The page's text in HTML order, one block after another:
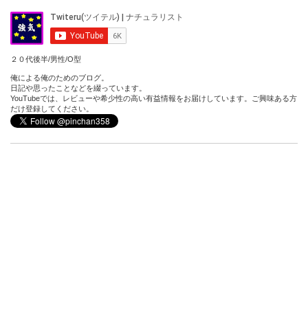
２０代後半/男性/O型
俺による俺のためのブログ。
日記や思ったことなどを綴っています。
YouTubeでは、レビューや希少性の高い有益情報をお届けしています。ご興味ある方
だけ登録してください。